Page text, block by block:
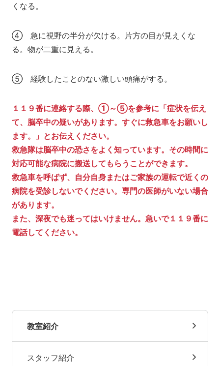
くなる。
④ 急に視野の半分が欠ける。片方の目が見えくな
る。物が二重に見える。
⑤ 経験したことのない激しい頭痛がする。
１１９番に連絡する際、①～⑤を参考に「症状を伝え
て、脳卒中の疑いがあります。すぐに救急車をお願いし
ます。」とお伝えください。
救急隊は脳卒中の恐さをよく知っています。その時間に
対応可能な病院に搬送してもらうことができます。
救急車を呼ばず、自分自身またはご家族の運転で近くの
病院を受診しないでください。専門の医師がいない場合
があります。
また、深夜でも迷ってはいけません。急いで１１９番に
電話してください。
教室紹介
スタッフ紹介